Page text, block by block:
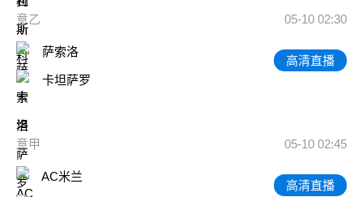
意乙 05-10 02:30
萨索洛
卡坦萨罗
高清直播
意甲 05-10 02:45
AC米兰
高清直播